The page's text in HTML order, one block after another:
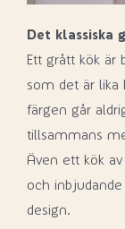
Det klassiska
Ett grått kök är
som det är lika
färgen går
tillsammans
Även ett kök
och
design.